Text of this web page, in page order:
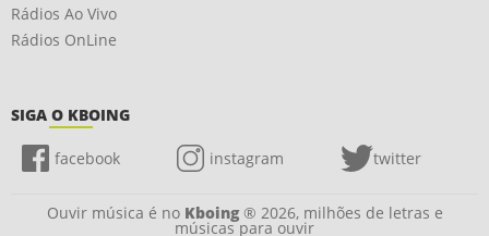
Rádios Ao Vivo
Rádios OnLine
SIGA O KBOING
facebook instagram twitter
Ouvir música é no Kboing® 2026, milhões de letras e
músicas para ouvir